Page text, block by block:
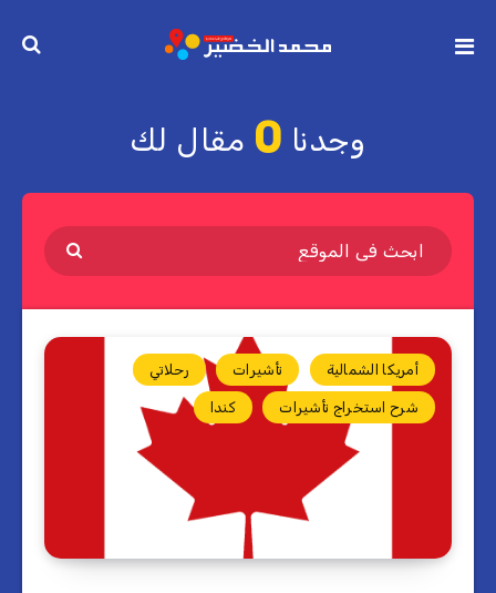
وجدنا 0 مقال لك
أمريكا الشمالية تأشيرات رحلاتي
شرح استخراج تأشيرات كندا